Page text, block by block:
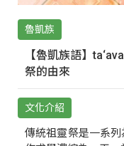
魯凱族
【魯凱族語】
祭的由來
文化介紹
傳統祖靈祭是一系